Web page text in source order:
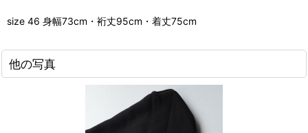
size 46 身幅73cm・裄丈95cm・着丈75cm
他の写真